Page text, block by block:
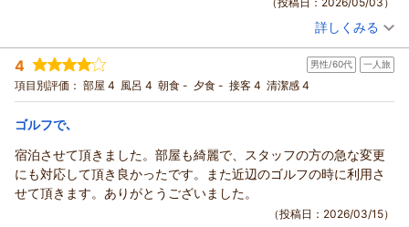
建物設備の古さにつきましては、お客様がより快適に過ごせる
様改善努力してまいります。
また、ご朝食へのお褒めのお言葉ありがとうございます。
今後もご機会がございましたら、是非ご利用お待ちいたしてお
ります。
副支配人 大西
投稿者： タックさん(男性/50代)
宿泊プラン： 【じゃらんスペシャルウィーク】朝食付/和洋朝食バイキング！
しっかり食べて1日の活力をチャージ2604
シングル 朝のみ
宿泊価格帯： 9,001～10,000円(大人一人あたり/税込)
この度は、市原マリンホテルをご利用いただき、誠にありがと
うございます。
お褒めの言葉をいただきまして、スタッフ一同大変嬉しく思っ
詳しくみる
4 男性/60代 一人旅
項目別評価： 部屋 4 風呂 4 朝食 - 夕食 - 接客 4 清潔感 4
ゴルフで､
宿泊させて頂きました。部屋も綺麗で、スタッフの方の急な変更
にも対応して頂き良かったです。また近辺のゴルフの時に利用さ
せて頂きます。ありがとうございました。
（投稿日：2026/03/15）